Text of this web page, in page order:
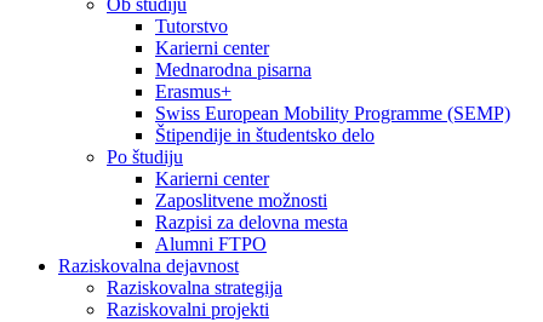
Ob študiju
Tutorstvo
Karierni center
Mednarodna pisarna
Erasmus+
Swiss European Mobility Programme (SEMP)
Štipendije in študentsko delo
Po študiju
Karierni center
Zaposlitvene možnosti
Razpisi za delovna mesta
Alumni FTPO
Raziskovalna dejavnost
Raziskovalna strategija
Raziskovalni projekti